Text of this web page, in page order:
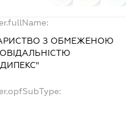
З ОБМЕЖЕНОЮ